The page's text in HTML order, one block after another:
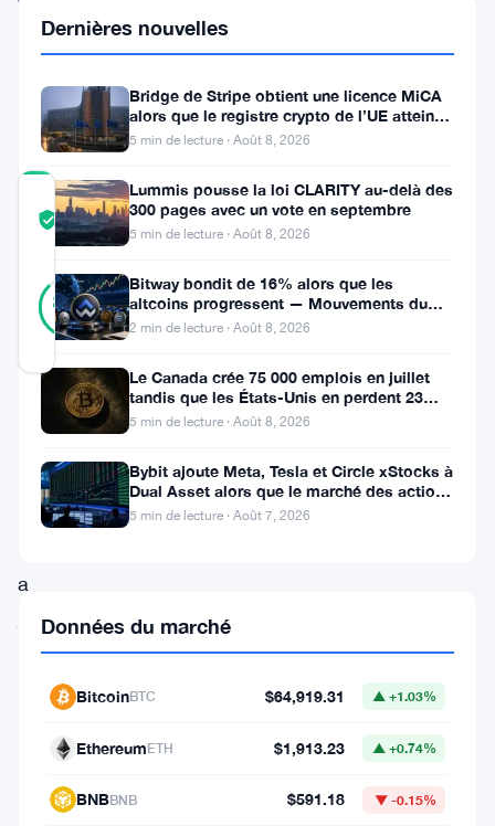
COMMUNITY
TRUST
SCORE
Vérifié
87%
RÉEL
Vérifié
15
votes
Mis à jour 3 ans il y a
Cameron
PDG
a
jeté
gant
bataille
Dernières nouvelles
Bridge de Stripe obtient une licence MiCA
alors que le registre crypto de l’UE atteint
324 prestataires
5 min de lecture · Août 8, 2026
Lummis pousse la loi CLARITY au-delà des
300 pages avec un vote en septembre
5 min de lecture · Août 8, 2026
Bitway bondit de 16% alors que les
altcoins progressent — Mouvements du
jour 8 août
2 min de lecture · Août 8, 2026
Le Canada crée 75 000 emplois en juillet
tandis que les États-Unis en perdent 23
000, Bitcoin reste à 65K
5 min de lecture · Août 8, 2026
Bybit ajoute Meta, Tesla et Circle xStocks à
Dual Asset alors que le marché des actions
tokenisées atteint
5 min de lecture · Août 7, 2026
Données du marché
BitcoinBTC $64,919.31 ▲ +1.03%
EthereumETH $1,913.23 ▲ +0.74%
BNBBNB $591.18 ▼ -0.15%